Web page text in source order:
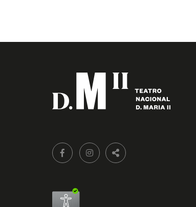
Siga-
nos:
FACEBOOK LIVRARIA DO TEATRO
INSTAGRAM LIVRARIA DO
PARTILHAR